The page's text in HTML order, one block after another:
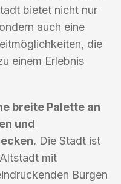
bietet nicht nur
auch eine
die
einem Erlebnis
breite Palette an
und
Die Stadt ist
mit
Burgen